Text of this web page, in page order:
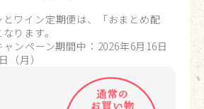
ワイン定期便は、「おまとめ配
ります。
ンペーン期間中：2026年6月16日
（月）